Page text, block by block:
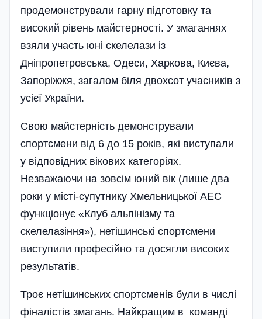
продемонстрували гарну підготовку та
високий рівень майстерності. У змаганнях
взяли участь юні скелелази із
Дніпропетровська, Одеси, Харкова, Києва,
Запоріжжя, загалом біля двохсот учасників з
усієї України.
Свою майстерність демонстрували
спортсмени від 6 до 15 років, які виступали
у відповідних вікових категоріях.
Незважаючи на зовсім юний вік (лише два
роки у місті-супутнику Хмельницької АЕС
функціонує «Клуб альпінізму та
скелелазіння»), нетішинські спортсмени
виступили професійно та досягли високих
результатів.
Троє нетішинських спортсменів були в числі
фіналістів змагань. Найкращим в команді